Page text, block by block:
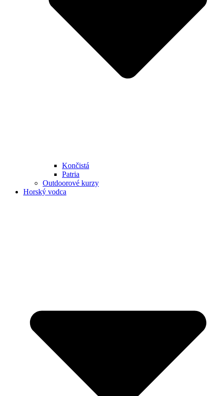
Končistá
Patria
Outdoorové kurzy
Horský vodca